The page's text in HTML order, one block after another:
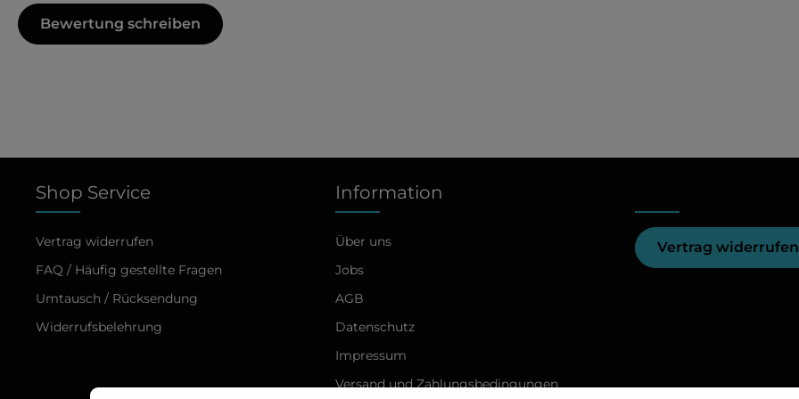
Bewertung schreiben
Vertrag widerrufen
Shop Service
Vertrag widerrufen
FAQ / Häufig gestellte Fragen
Umtausch / Rücksendung
Widerrufsbelehrung
Information
Über uns
Jobs
AGB
Datenschutz
Impressum
Versand und Zahlungsbedingungen